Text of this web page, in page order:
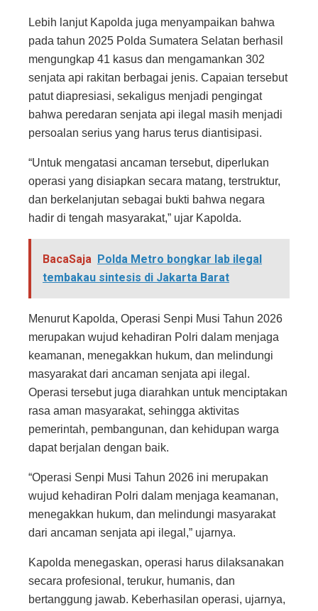
Lebih lanjut Kapolda juga menyampaikan bahwa
pada tahun 2025 Polda Sumatera Selatan berhasil
mengungkap 41 kasus dan mengamankan 302
senjata api rakitan berbagai jenis. Capaian tersebut
patut diapresiasi, sekaligus menjadi pengingat
bahwa peredaran senjata api ilegal masih menjadi
persoalan serius yang harus terus diantisipasi.
“Untuk mengatasi ancaman tersebut, diperlukan
operasi yang disiapkan secara matang, terstruktur,
dan berkelanjutan sebagai bukti bahwa negara
hadir di tengah masyarakat,” ujar Kapolda.
BacaSaja Polda Metro bongkar lab ilegal
tembakau sintesis di Jakarta Barat
Menurut Kapolda, Operasi Senpi Musi Tahun 2026
merupakan wujud kehadiran Polri dalam menjaga
keamanan, menegakkan hukum, dan melindungi
masyarakat dari ancaman senjata api ilegal.
Operasi tersebut juga diarahkan untuk menciptakan
rasa aman masyarakat, sehingga aktivitas
pemerintah, pembangunan, dan kehidupan warga
dapat berjalan dengan baik.
“Operasi Senpi Musi Tahun 2026 ini merupakan
wujud kehadiran Polri dalam menjaga keamanan,
menegakkan hukum, dan melindungi masyarakat
dari ancaman senjata api ilegal,” ujarnya.
Kapolda menegaskan, operasi harus dilaksanakan
secara profesional, terukur, humanis, dan
bertanggung jawab. Keberhasilan operasi, ujarnya,